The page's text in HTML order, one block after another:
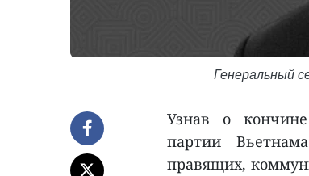
Генеральный
Узнав о кончине
партии
правящих,